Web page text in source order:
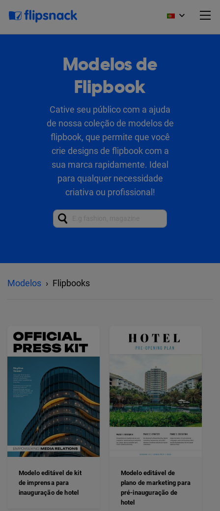
Modelos de
Flipbook
Cative seu público com a ajuda
de nossa coleção de modelos de
flipbook, que permite que você
crie designs de flipbook com a
sua marca rapidamente. Ideal
para qualquer necessidade
criativa ou profissional!
Modelos Flipbooks
Modelo editável de kit
de imprensa para
inauguração de hotel
Modelo editável de
plano de marketing para
pré-inauguração de
hotel